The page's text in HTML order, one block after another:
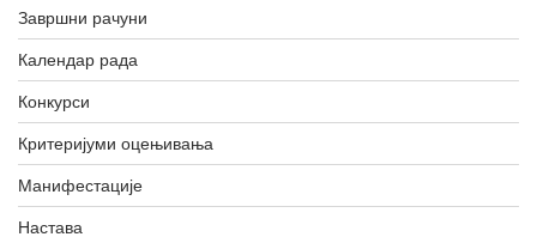
Завршни рачуни
Календар рада
Конкурси
Критеријуми оцењивања
Манифестације
Настава